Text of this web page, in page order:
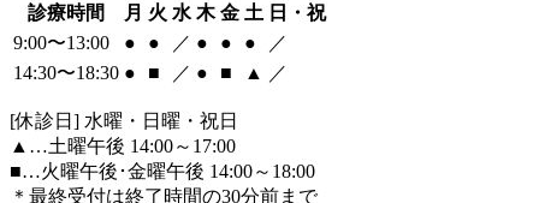
診療時間 月 火 水 木 金 土 日・祝
9:00〜13:00
● ● ／ ● ● ●
／
14:30〜18:30 ● ■ ／ ● ■ ▲ ／
[休診日] 水曜・日曜・祝日
▲ …土曜午後 14:00～17:00
■…火曜午後･金曜午後 14:00～18:00
＊最終受付は終了時間の30分前まで